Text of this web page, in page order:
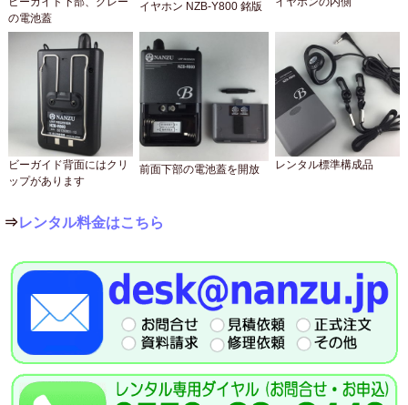
の電池蓋
イヤホン NZB-Y800 銘版
ビーガイド背面にはクリ
ップがあります
前面下部の電池蓋を開放 レンタル標準構成品
⇒レンタル料金はこちら